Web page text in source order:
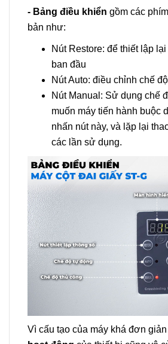
- Bảng điều khiển gồm các
bản như:
Nút Restore: để thiết lập
ban đầu
Nút Auto: điều chỉnh chế
Nút Manual: Sử dụng chế
muốn máy tiến hành buộc
nhấn nút này, và lặp lại
các lần sử dụng.
Vì cấu tạo của máy khá đơn